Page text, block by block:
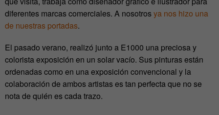
diferentes marcas comerciales. A nosotrosya nos hizo una
de nuestras portadas.
El pasado verano, realizó junto a E1000 una preciosa y
colorista exposición en un solar vacío. Sus pinturas están
ordenadas como en una exposición convencional y la
colaboración de ambos artistas es tan perfecta que no se
nota de quién es cada trazo.